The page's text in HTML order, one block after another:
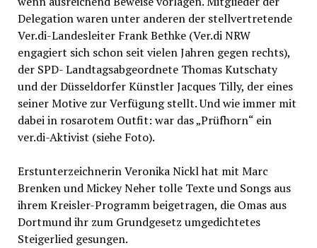
Delegation waren unter anderen der stellvertretende
Ver.di-Landesleiter Frank Bethke (Ver.di NRW
engagiert sich schon seit vielen Jahren gegen rechts),
der SPD- Landtagsabgeordnete Thomas Kutschaty
und der Düsseldorfer Künstler Jacques Tilly, der eines
seiner Motive zur Verfügung stellt. Und wie immer mit
dabei in rosarotem Outfit: war das „Prüfhorn“ ein
ver.di-Aktivist (siehe Foto).
Erstunterzeichnerin Veronika Nickl hat mit Marc
Brenken und Mickey Neher tolle Texte und Songs aus
ihrem Kreisler-Programm beigetragen, die Omas aus
Dortmund ihr zum Grundgesetz umgedichtetes
Steigerlied gesungen.